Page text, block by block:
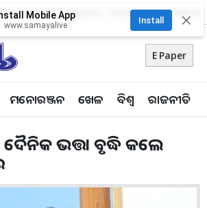
Us Career Contact Us Privacy Policy
E Paper
ମନୋରଞ୍ଜନ ଖେଳ ବିଶ୍ବ ରାଜନୀତି
Mobile App
www.samayalive
Install ✕
ଦୈନିକ ଭତ୍ତା ବୃଦ୍ଧି କଲେ